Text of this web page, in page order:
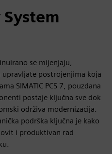
System
se mijenjaju,
postrojenjima koja
SIMATIC PCS 7, pouzdana
postaje ključna sve dok
održiva modernizacija.
podrška ključna je kako
i produktivan rad